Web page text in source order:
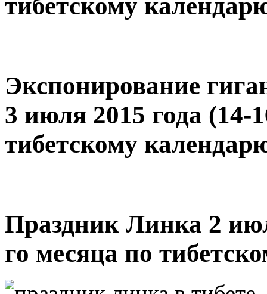
тибетскому
Экспонирование
3 июля 2015 года (14-
тибетскому
Праздник Линка 2
го месяца по